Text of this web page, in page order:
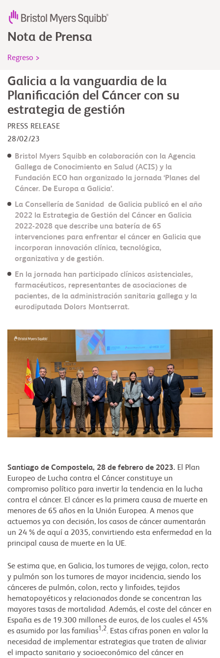
Nota de Prensa
Regreso >
Galicia a la vanguardia de la
Planificación del Cáncer con su
estrategia de gestión
PRESS RELEASE
28/02/23
Bristol Myers Squibb en colaboración con la Agencia
Gallega de Conocimiento en Salud (ACIS) y la
Fundación ECO han organizado la jornada ‘Planes del
Cáncer. De Europa a Galicia’.
La Consellería de Sanidad de Galicia publicó en el año
2022 la Estrategia de Gestión del Cáncer en Galicia
2022-2028 que describe una batería de 65
intervenciones para enfrentar el cáncer en Galicia que
incorporan innovación clínica, tecnológica,
organizativa y de gestión.
En la jornada han participado clínicos asistenciales,
farmacéuticos, representantes de asociaciones de
pacientes, de la administración sanitaria gallega y la
eurodiputada Dolors Montserrat.
Santiago de Compostela, 28 de febrero de 2023. El Plan
Europeo de Lucha contra el Cáncer constituye un
compromiso político para invertir la tendencia en la lucha
contra el cáncer. El cáncer es la primera causa de muerte en
menores de 65 años en la Unión Europea. A menos que
actuemos ya con decisión, los casos de cáncer aumentarán
un 24 % de aquí a 2035, convirtiendo esta enfermedad en la
principal causa de muerte en la UE.
Se estima que, en Galicia, los tumores de vejiga, colon, recto
y pulmón son los tumores de mayor incidencia, siendo los
cánceres de pulmón, colon, recto y linfoides, tejidos
hematopoyéticos y relacionados donde se concentran las
mayores tasas de mortalidad. Además, el coste del cáncer en
España es de 19.300 millones de euros, de los cuales el 45%
es asumido por las familias1,2. Estas cifras ponen en valor la
necesidad de implementar estrategias que traten de aliviar
el impacto sanitario y socioeconómico del cáncer en